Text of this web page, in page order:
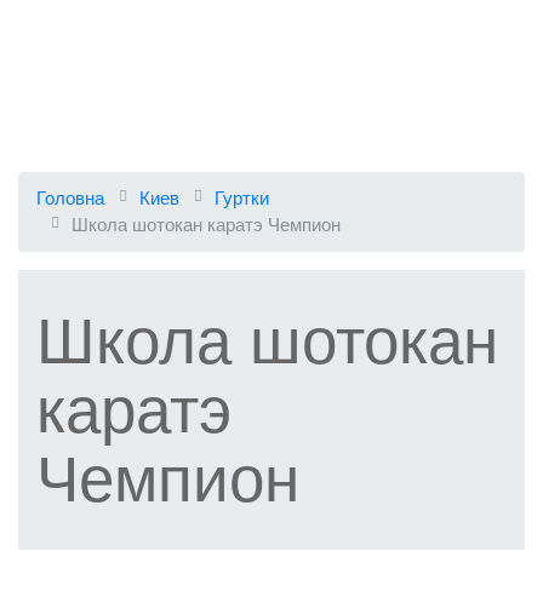
Головна Киев
Гуртки
Школа шотокан каратэ Чемпион
Школа шотокан
каратэ
Чемпион